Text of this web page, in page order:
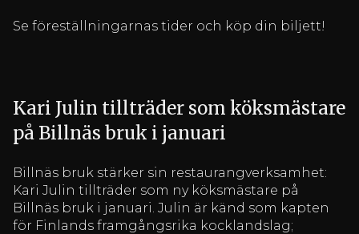
Se föreställningarnas tider och köp din biljett!
Kari Julin tillträder som köksmästare
på Billnäs bruk i januari
Billnäs bruk stärker sin restaurangverksamhet:
Kari Julin tillträder som ny köksmästare på
Billnäs bruk i januari. Julin är känd som kapten
för Finlands framgångsrika kocklandslag;